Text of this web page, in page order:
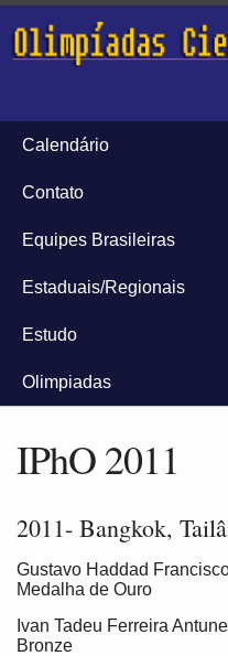
Calendário
Contato
Equipes Brasileiras
Estaduais/Regionais
Estudo
Olimpiadas
IPhO 2011
2011- Bangkok,
Gustavo Haddad
Medalha de Ouro
Ivan Tadeu Ferreira
Bronze